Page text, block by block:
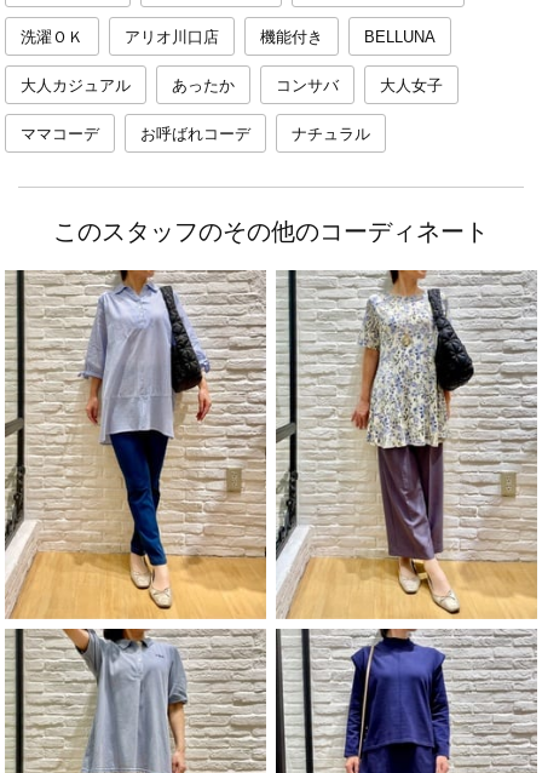
洗濯ＯＫ アリオ川口店 機能付き BELLUNA
大人カジュアル あったか コンサバ 大人女子
ママコーデ お呼ばれコーデ ナチュラル
このスタッフのその他のコーディネート